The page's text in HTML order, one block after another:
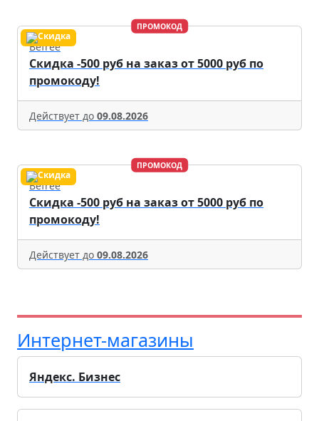
ПРОМОКОД
Befree
Скидка -500 руб на заказ от 5000 руб по
промокоду!
Действует до 09.08.2026
ПРОМОКОД
Befree
Скидка -500 руб на заказ от 5000 руб по
промокоду!
Действует до 09.08.2026
Интернет-магазины
Яндекс. Бизнес